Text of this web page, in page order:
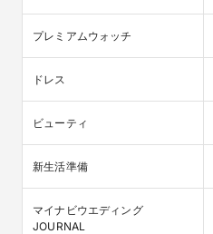
プレミアムウォッチ
ドレス
ビューティ
新生活準備
マイナビウエディング
JOURNAL